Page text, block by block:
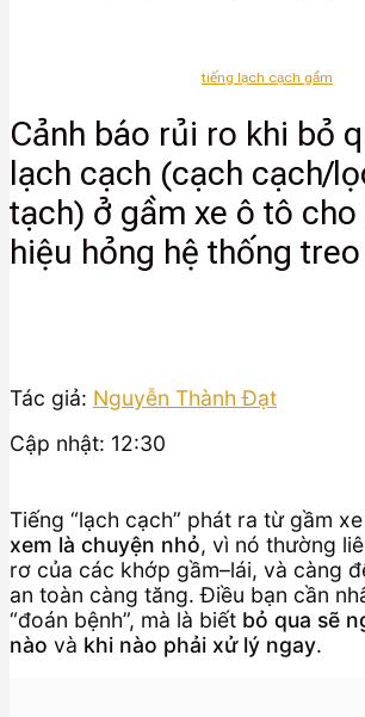
tiếng lạch cạch gầm
Cảnh báo rủi ro khi bỏ
lạch cạch (cạch cạch/
tạch) ở gầm xe ô tô cho
hiệu hỏng hệ thống
Tác giả: Nguyễn Thành Đạt
Cập nhật: 12:30
Tiếng “lạch cạch” phát ra từ gầm xe
xem là chuyện nhỏ, vì nó thường
rơ của các khớp gầm–lái, và càng
an toàn càng tăng. Điều bạn cần
“đoán bệnh”, mà là biết bỏ qua sẽ
nào và khi nào phải xử lý ngay.